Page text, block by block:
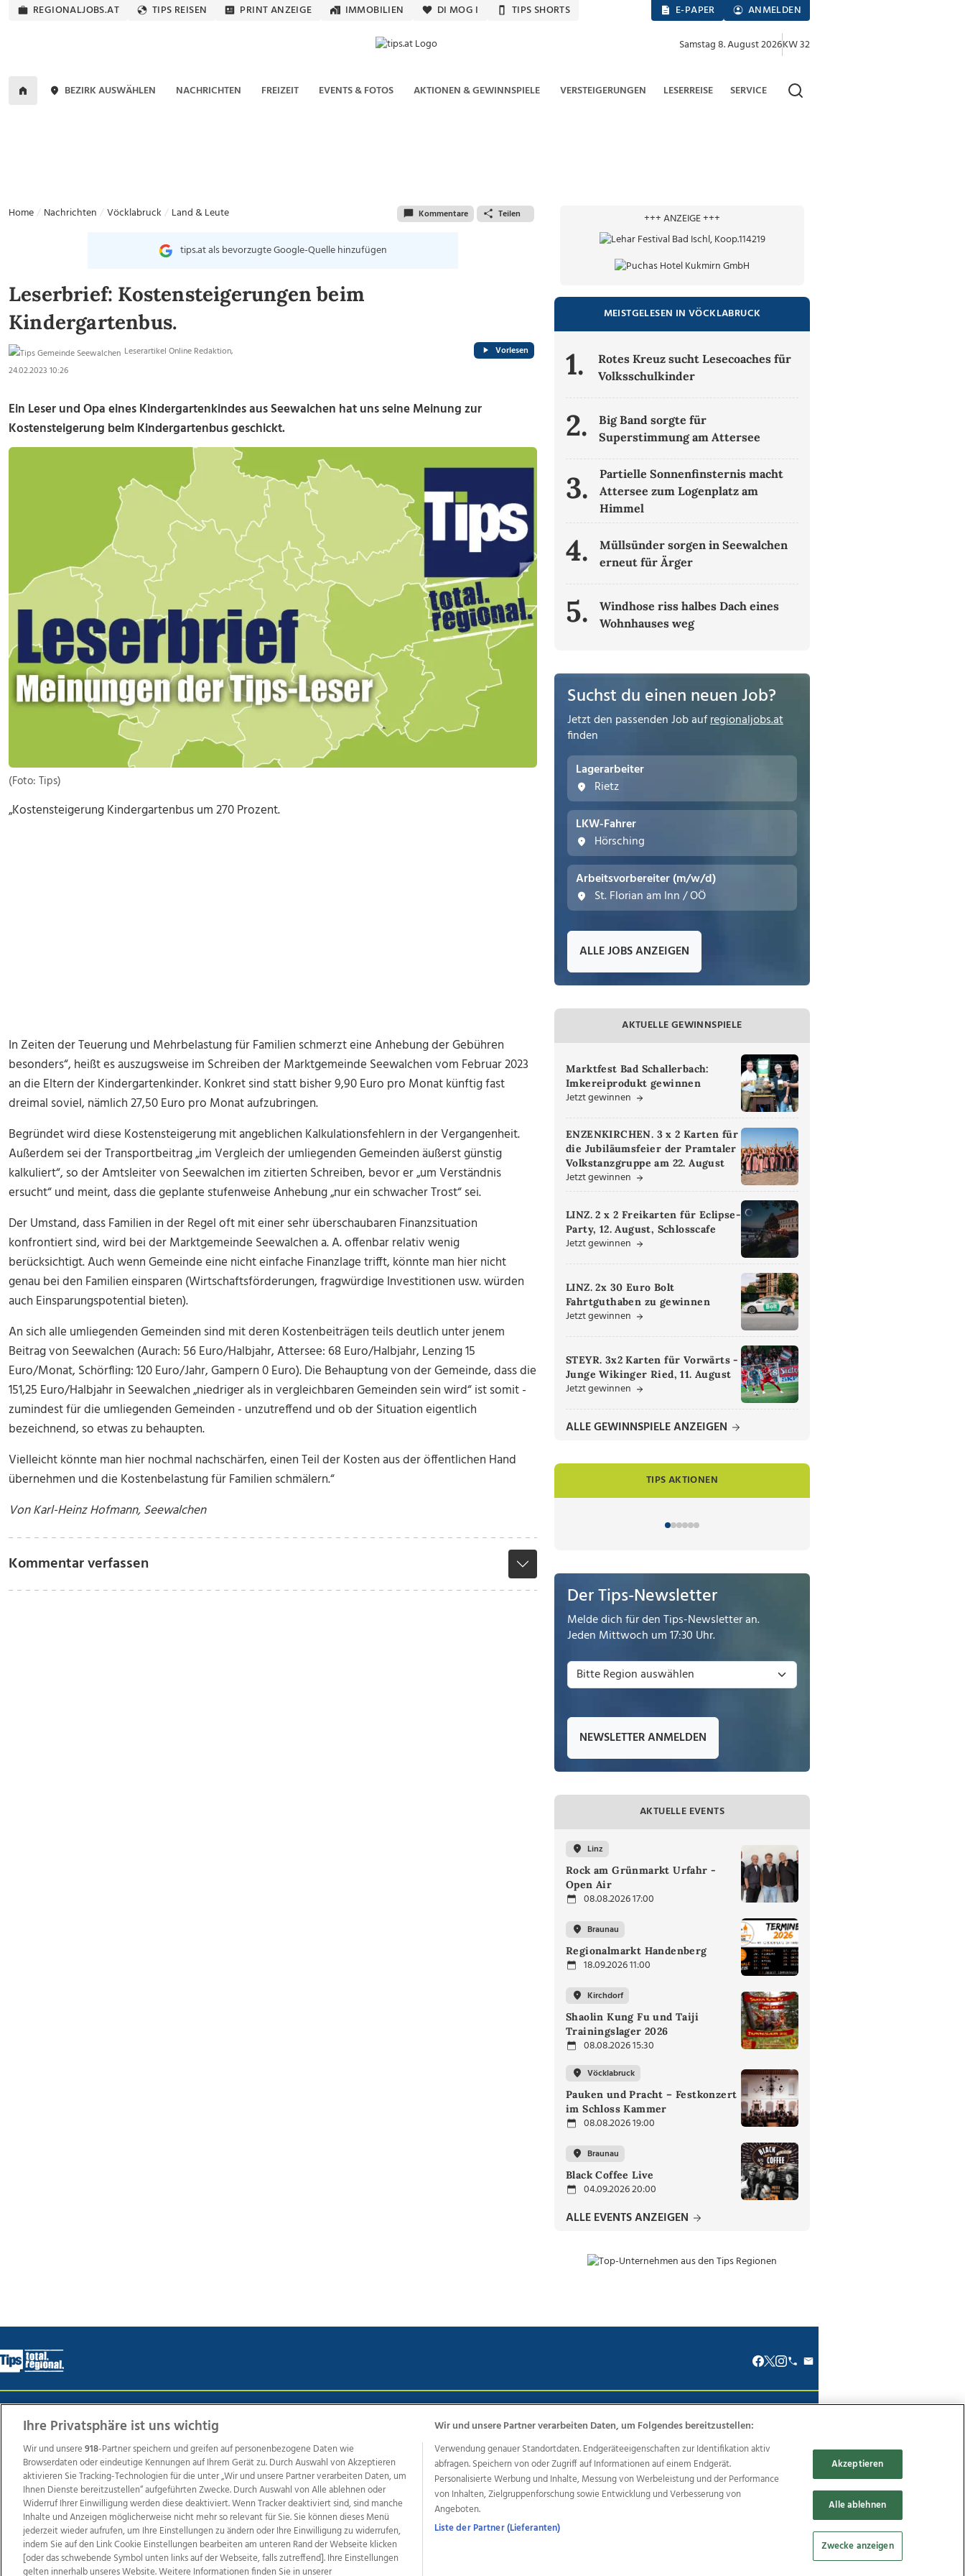
REGIONALJOBS.AT TIPS REISEN PRINT ANZEIGE IMMOBILIEN DI MOG I TIPS SHORTS E-PAPER ANMELDEN
Samstag 8. August 2026KW 32
BEZIRK AUSWÄHLEN NACHRICHTEN FREIZEIT EVENTS & FOTOS AKTIONEN & GEWINNSPIELE VERSTEIGERUNGEN LESERREISE SERVICE
Home Nachrichten Vöcklabruck Land & Leute Kommentare Teilen
tips.at als bevorzugte Google-Quelle hinzufügen
Leserbrief: Kostensteigerungen beim
Kindergartenbus.
Leserartikel Online Redaktion,
24.02.2023 10:26
Vorlesen
Ein Leser und Opa eines Kindergartenkindes aus Seewalchen hat uns seine Meinung zur
Kostensteigerung beim Kindergartenbus geschickt.
(Foto: Tips)
„Kostensteigerung Kindergartenbus um 270 Prozent.
In Zeiten der Teuerung und Mehrbelastung für Familien schmerzt eine Anhebung der Gebühren
besonders“, heißt es auszugsweise im Schreiben der Marktgemeinde Seewalchen vom Februar 2023
an die Eltern der Kindergartenkinder. Konkret sind statt bisher 9,90 Euro pro Monat künftig fast
dreimal soviel, nämlich 27,50 Euro pro Monat aufzubringen.
Begründet wird diese Kostensteigerung mit angeblichen Kalkulationsfehlern in der Vergangenheit.
Außerdem sei der Transportbeitrag „im Vergleich der umliegenden Gemeinden äußerst günstig
kalkuliert“, so der Amtsleiter von Seewalchen im zitierten Schreiben, bevor er „um Verständnis
ersucht“ und meint, dass die geplante stufenweise Anhebung „nur ein schwacher Trost“ sei.
Der Umstand, dass Familien in der Regel oft mit einer sehr überschaubaren Finanzsituation
konfrontiert sind, wird bei der Marktgemeinde Seewalchen a. A. offenbar relativ wenig
berücksichtigt. Auch wenn Gemeinde eine nicht einfache Finanzlage trifft, könnte man hier nicht
genau bei den Familien einsparen (Wirtschaftsförderungen, fragwürdige Investitionen usw. würden
auch Einsparungspotential bieten).
An sich alle umliegenden Gemeinden sind mit deren Kostenbeiträgen teils deutlich unter jenem
Beitrag von Seewalchen (Aurach: 56 Euro/Halbjahr, Attersee: 68 Euro/Halbjahr, Lenzing 15
Euro/Monat, Schörfling: 120 Euro/Jahr, Gampern 0 Euro). Die Behauptung von der Gemeinde, dass die
151,25 Euro/Halbjahr in Seewalchen „niedriger als in vergleichbaren Gemeinden sein wird“ ist somit -
zumindest für die umliegenden Gemeinden - unzutreffend und ob der Situation eigentlich
bezeichnend, so etwas zu behaupten.
Vielleicht könnte man hier nochmal nachschärfen, einen Teil der Kosten aus der öffentlichen Hand
übernehmen und die Kostenbelastung für Familien schmälern.“
Von Karl-Heinz Hofmann, Seewalchen
Kommentar verfassen
+++ ANZEIGE +++
MEISTGELESEN IN VÖCKLABRUCK
1.
Rotes Kreuz sucht Lesecoaches für
Volksschulkinder
2.
Big Band sorgte für
Superstimmung am Attersee
3.
Partielle Sonnenfinsternis macht
Attersee zum Logenplatz am
Himmel
4.
Müllsünder sorgen in Seewalchen
erneut für Ärger
5.
Windhose riss halbes Dach eines
Wohnhauses weg
Suchst du einen neuen Job?
Jetzt den passenden Job aufregionaljobs.at
finden
Lagerarbeiter
Rietz
LKW-Fahrer
Hörsching
Arbeitsvorbereiter (m/w/d)
St. Florian am Inn / OÖ
ALLE JOBS ANZEIGEN
AKTUELLE GEWINNSPIELE
Marktfest Bad Schallerbach:
Imkereiprodukt gewinnen
Jetzt gewinnen
ENZENKIRCHEN. 3 x 2 Karten für
die Jubiläumsfeier der Pramtaler
Volkstanzgruppe am 22. August
Jetzt gewinnen
LINZ. 2 x 2 Freikarten für Eclipse-
Party, 12. August, Schlosscafe
Jetzt gewinnen
LINZ. 2x 30 Euro Bolt
Fahrtguthaben zu gewinnen
Jetzt gewinnen
STEYR. 3x2 Karten für Vorwärts -
Junge Wikinger Ried, 11. August
Jetzt gewinnen
ALLE GEWINNSPIELE ANZEIGEN
TIPS AKTIONEN
Der Tips-Newsletter
Melde dich für den Tips-Newsletter an.
Jeden Mittwoch um 17:30 Uhr.
NEWSLETTER ANMELDEN
AKTUELLE EVENTS
Linz
Rock am Grünmarkt Urfahr -
Open Air
08.08.2026 17:00
Braunau
Regionalmarkt Handenberg
18.09.2026 11:00
Kirchdorf
Shaolin Kung Fu und Taiji
Trainingslager 2026
08.08.2026 15:30
Vöcklabruck
Pauken und Pracht – Festkonzert
im Schloss Kammer
08.08.2026 19:00
Braunau
Black Coffee Live
04.09.2026 20:00
ALLE EVENTS ANZEIGEN
Wir über uns Mediadaten Kontakt AGB Anzeigekunden AGB Website Ehrenkodex Politische Werbung
Weitere Angebote des Medienhauses Wimmer
TV1 di-mog-i.at OÖNow Ischler Woche Life Radio OÖNachrichten OÖN Immobilien OÖN Karriere OÖN Reise
Promenaden Galerien
Regionaljobs
wasistlos.at wirtrauern.at
Ihre Privatsphäre ist uns wichtig
Wir und unsere918-Partner speichern und greifen auf personenbezogene Daten wie
Browserdaten oder eindeutige Kennungen auf Ihrem Gerät zu. Durch Auswahl von Akzeptieren
aktivieren Sie Tracking-Technologien für die unter „Wir und unsere Partner verarbeiten Daten, um
Ihnen Dienste bereitzustellen“ aufgeführten Zwecke. Durch Auswahl von Alle ablehnen oder
Widerruf Ihrer Einwilligung werden diese deaktiviert. Wenn Tracker deaktiviert sind, sind manche
Inhalte und Anzeigen möglicherweise nicht mehr so relevant für Sie. Sie können dieses Menü
jederzeit wieder aufrufen, um Ihre Einstellungen zu ändern oder Ihre Einwilligung zu widerrufen,
indem Sie auf den Link Cookie Einstellungen bearbeiten am unteren Rand der Webseite klicken
[oder das schwebende Symbol unten links auf der Webseite, falls zutreffend]. Ihre Einstellungen
gelten innerhalb unseres Website. Weitere Informationen finden Sie in unserer
Wir und unsere Partner verarbeiten Daten, um Folgendes bereitzustellen:
Verwendung genauer Standortdaten. Endgeräteeigenschaften zur Identifikation aktiv
abfragen. Speichern von oder Zugriff auf Informationen auf einem Endgerät.
Personalisierte Werbung und Inhalte, Messung von Werbeleistung und der Performance
von Inhalten, Zielgruppenforschung sowie Entwicklung und Verbesserung von
Angeboten.
Liste der Partner (Lieferanten)
Akzeptieren
Alle ablehnen
Zwecke anzeigen